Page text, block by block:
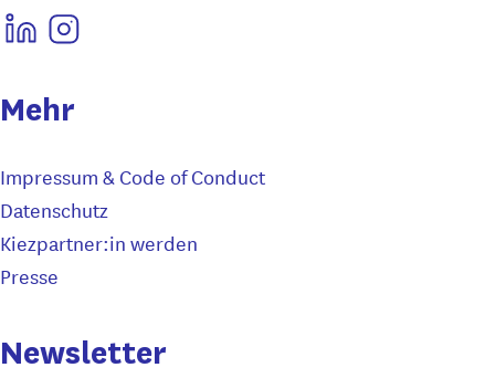
Mehr
Impressum & Code of Conduct
Datenschutz
Kiezpartner:in werden
Presse
Newsletter